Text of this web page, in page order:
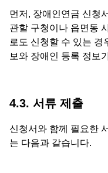
먼저, 장애인연금 신청
관할 구청이나 읍면동
로도 신청할 수 있는 경
보와 장애인 등록 정보
4.3. 서류 제출
신청서와 함께 필요한
는 다음과 같습니다.